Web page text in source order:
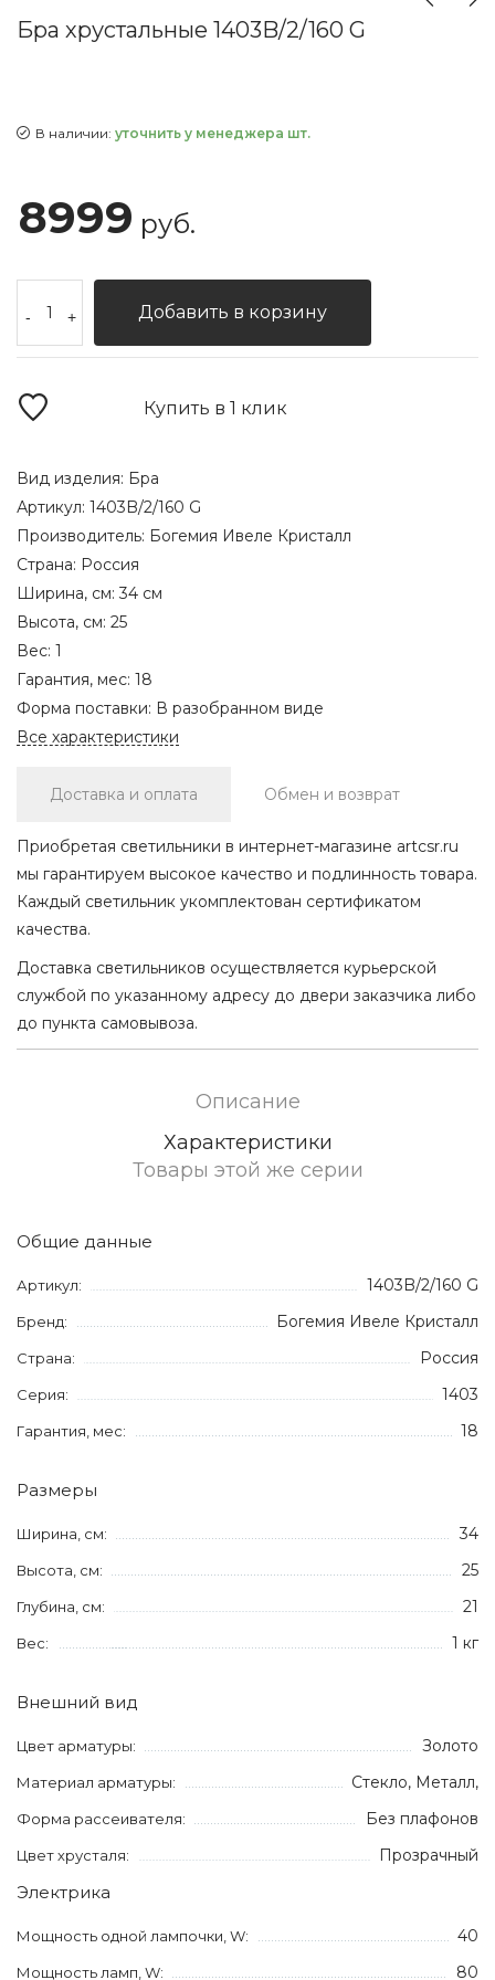
Бра хрустальные 1403B/2/160 G
В наличии: уточнить у менеджера шт.
8999 руб.
- + Добавить в корзину
Купить в 1 клик
Вид изделия: Бра
Артикул: 1403B/2/160 G
Производитель: Богемия Ивеле Кристалл
Страна: Россия
Ширина, см:34 см
Высота, см: 25
Вес: 1
Гарантия, мес: 18
Форма поставки: В разобранном виде
Все характеристики
Доставка и оплата Обмен и возврат
Приобретая светильники в интернет-магазине artcsr.ru
мы гарантируем высокое качество и подлинность товара.
Каждый светильник укомплектован сертификатом
качества.
Доставка светильников осуществляется курьерской
службой по указанному адресу до двери заказчика либо
до пункта самовывоза.
Описание
Характеристики
Товары этой же серии
Общие данные
Артикул: 1403B/2/160 G
Бренд: Богемия Ивеле Кристалл
Страна: Россия
Серия: 1403
Гарантия, мес: 18
Размеры
Ширина, см: 34
Высота, см: 25
Глубина, см: 21
Вес: 1 кг
Внешний вид
Цвет арматуры: Золото
Материал арматуры: Стекло, Металл,
Форма рассеивателя: Без плафонов
Цвет хрусталя: Прозрачный
Электрика
Мощность одной лампочки, W: 40
Мощность ламп, W: 80